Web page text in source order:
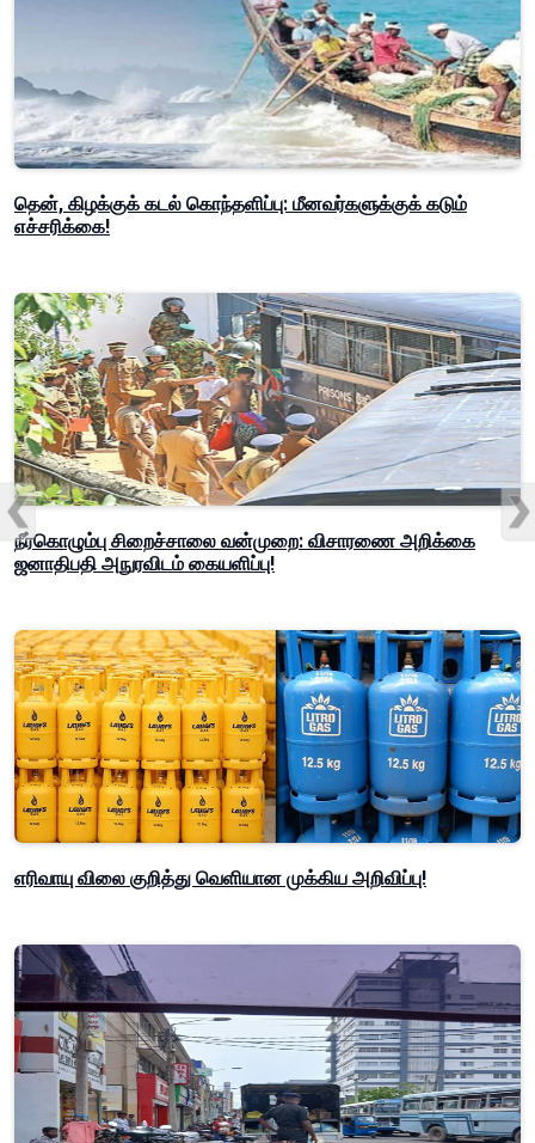
தென், கிழக்குக் கடல் கொந்தளிப்பு: மீனவர்களுக்குக் கடும்
எச்சரிக்கை!
நீர்கொழும்பு சிறைச்சாலை வன்முறை: விசாரணை அறிக்கை
ஜனாதிபதி அநுரவிடம் கையளிப்பு!
எரிவாயு விலை குறித்து வெளியான முக்கிய அறிவிப்பு!